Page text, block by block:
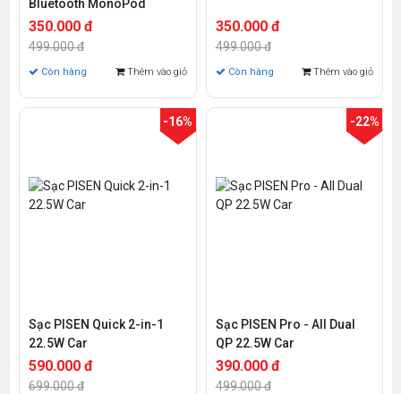
Bluetooth MonoPod
350.000 đ
499.000 đ
Còn hàng Thêm vào giỏ
350.000 đ
499.000 đ
Còn hàng Thêm vào giỏ
-16%
Sạc PISEN Quick 2-in-1
22.5W Car
590.000 đ
699.000 đ
-22%
Sạc PISEN Pro - All Dual
QP 22.5W Car
390.000 đ
499.000 đ